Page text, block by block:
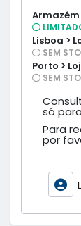
Lisboa >
SEM
Porto >
SEM
só
Para
por